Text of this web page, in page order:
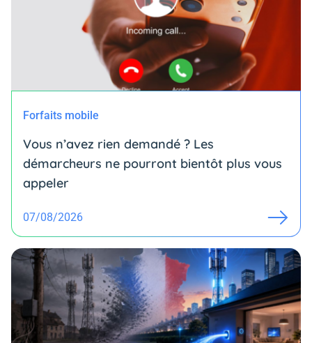
Forfaits mobile
Vous n’avez rien demandé ? Les
démarcheurs ne pourront bientôt plus vous
appeler
07/08/2026